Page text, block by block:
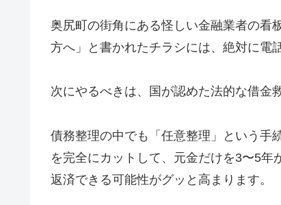
奥尻町の街角にある怪しい金融業者の看
方へ」と書かれたチラシには、絶対に電
次にやるべきは、国が認めた法的な借金
債務整理の中でも「任意整理」という手
を完全にカットして、元金だけを3〜5
返済できる可能性がグッと高まります。